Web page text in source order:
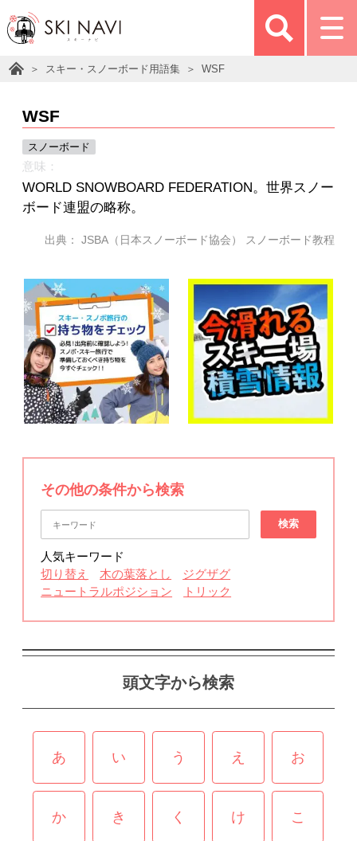
スキー・スノーボード用語集 WSF
WSF
スノーボード
意味：
WORLD SNOWBOARD FEDERATION。世界スノー
ボード連盟の略称。
出典： JSBA（日本スノーボード協会） スノーボード教程
その他の条件から検索
検索
人気キーワード
切り替え
木の葉落とし
ジグザグ
ニュートラルポジション
トリック
頭文字から検索
あ い う え お
か き く け こ